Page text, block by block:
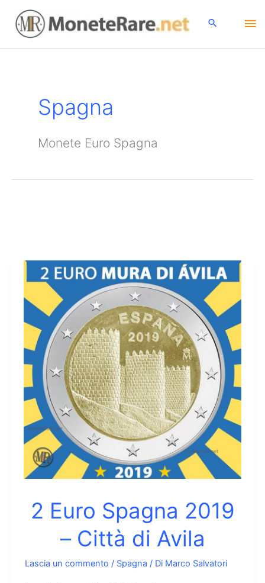
contenuto
Spagna
Monete Euro Spagna
2 Euro Spagna 2019
– Città di Avila
Lascia un commento / Spagna / Di Marco Salvatori